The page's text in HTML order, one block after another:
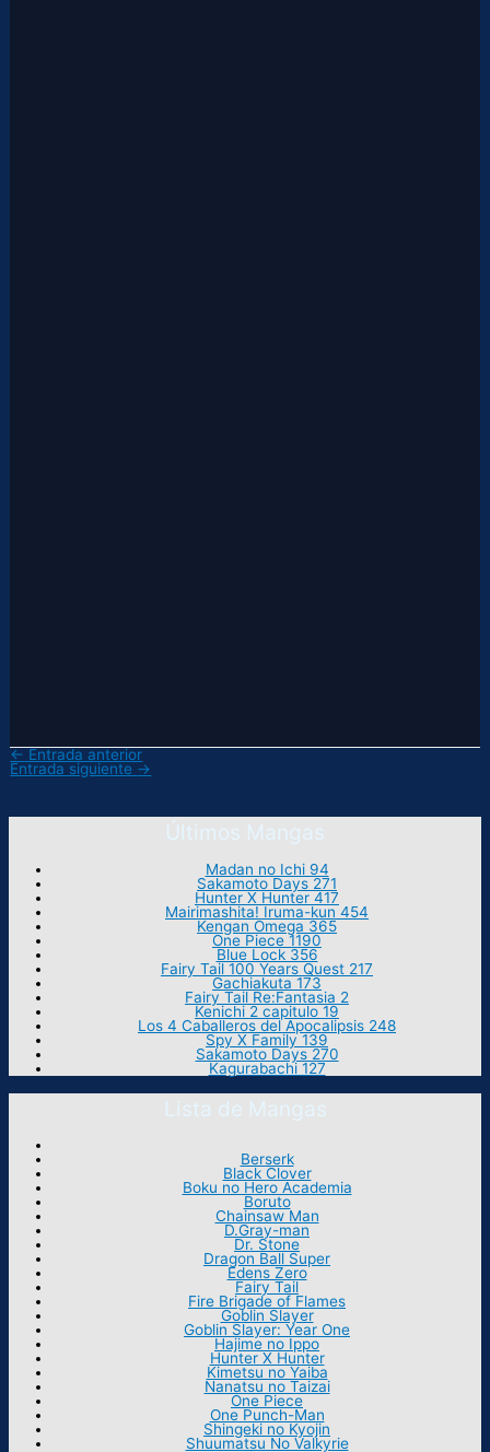
← Entrada anterior
Entrada siguiente →
Últimos Mangas
Madan no Ichi 94
Sakamoto Days 271
Hunter X Hunter 417
Mairimashita! Iruma-kun 454
Kengan Omega 365
One Piece 1190
Blue Lock 356
Fairy Tail 100 Years Quest 217
Gachiakuta 173
Fairy Tail Re:Fantasia 2
Kenichi 2 capitulo 19
Los 4 Caballeros del Apocalipsis 248
Spy X Family 139
Sakamoto Days 270
Kagurabachi 127
Lista de Mangas
Berserk
Black Clover
Boku no Hero Academia
Boruto
Chainsaw Man
D.Gray-man
Dr. Stone
Dragon Ball Super
Edens Zero
Fairy Tail
Fire Brigade of Flames
Goblin Slayer
Goblin Slayer: Year One
Hajime no Ippo
Hunter X Hunter
Kimetsu no Yaiba
Nanatsu no Taizai
One Piece
One Punch-Man
Shingeki no Kyojin
Shuumatsu No Valkyrie